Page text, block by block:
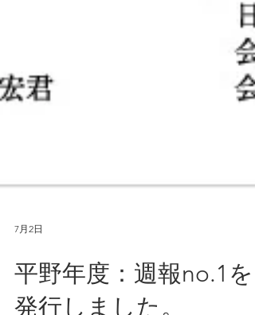
7月2日
平野年度：週報no.1を